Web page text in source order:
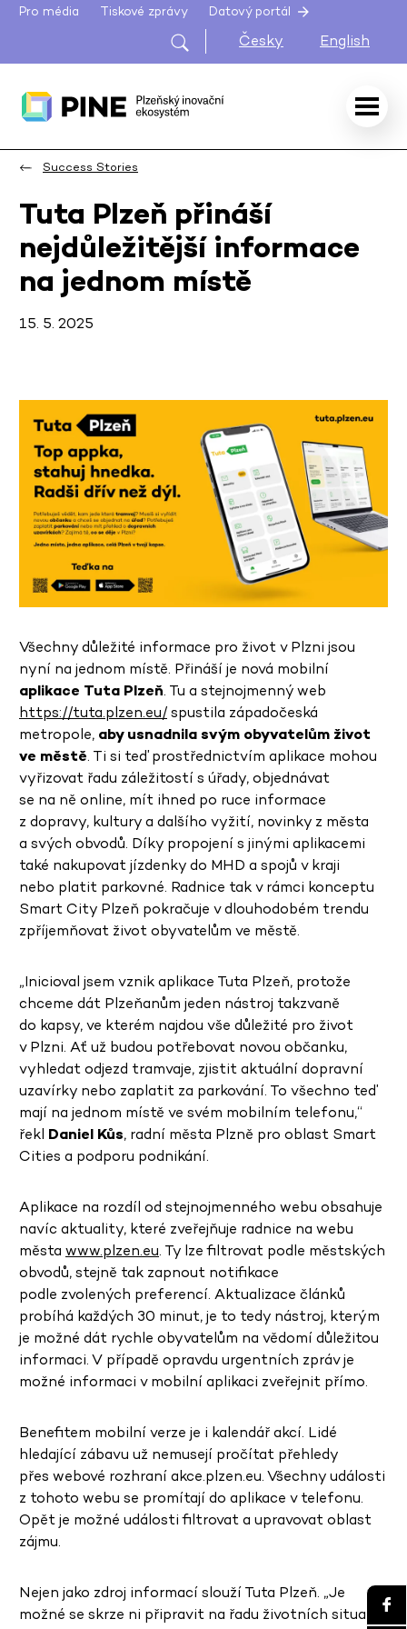
Pro média Tiskové zprávy Datový portál
Česky English
Success Stories
Tuta Plzeň přináší
nejdůležitější informace
na jednom místě
15. 5. 2025
Všechny důležité informace pro život v Plzni jsou
nyní na jednom místě. Přináší je nová mobilní
aplikace Tuta Plzeň. Tu a stejnojmenný web
https://tuta.plzen.eu/spustila západočeská
metropole, aby usnadnila svým obyvatelům život
ve městě. Ti si teď prostřednictvím aplikace mohou
vyřizovat řadu záležitostí s úřady, objednávat
se na ně online, mít ihned po ruce informace
z dopravy, kultury a dalšího vyžití, novinky z města
a svých obvodů. Díky propojení s jinými aplikacemi
také nakupovat jízdenky do MHD a spojů v kraji
nebo platit parkovné. Radnice tak v rámci konceptu
Smart City Plzeň pokračuje v dlouhodobém trendu
zpříjemňovat život obyvatelům ve městě.
„Inicioval jsem vznik aplikace Tuta Plzeň, protože
chceme dát Plzeňanům jeden nástroj takzvaně
do kapsy, ve kterém najdou vše důležité pro život
v Plzni. Ať už budou potřebovat novou občanku,
vyhledat odjezd tramvaje, zjistit aktuální dopravní
uzavírky nebo zaplatit za parkování. To všechno teď
mají na jednom místě ve svém mobilním telefonu,“
řekl Daniel Kůs, radní města Plzně pro oblast Smart
Cities a podporu podnikání.
Aplikace na rozdíl od stejnojmenného webu obsahuje
navíc aktuality, které zveřejňuje radnice na webu
města www.plzen.eu. Ty lze filtrovat podle městských
obvodů, stejně tak zapnout notifikace
podle zvolených preferencí. Aktualizace článků
probíhá každých 30 minut, je to tedy nástroj, kterým
je možné dát rychle obyvatelům na vědomí důležitou
informaci. V případě opravdu urgentních zpráv je
možné informaci v mobilní aplikaci zveřejnit přímo.
Benefitem mobilní verze je i kalendář akcí. Lidé
hledající zábavu už nemusejí pročítat přehledy
přes webové rozhraní akce.plzen.eu. Všechny události
z tohoto webu se promítají do aplikace v telefonu.
Opět je možné události filtrovat a upravovat oblast
zájmu.
Nejen jako zdroj informací slouží Tuta Plzeň. „Je
možné se skrze ni připravit na řadu životních situací